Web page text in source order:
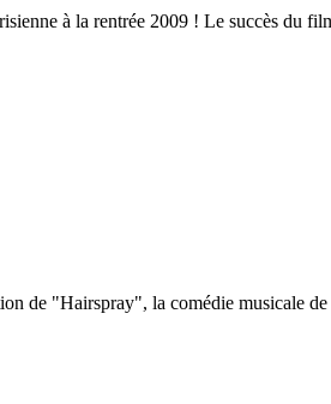
à la rentrée 2009 ! Le succès du
de "Hairspray", la comédie musicale